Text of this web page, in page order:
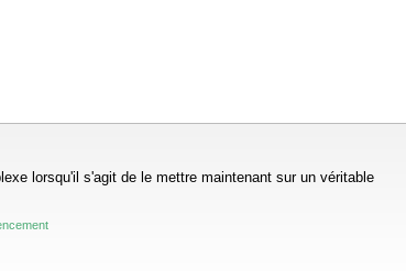
lorsqu'il s'agit de le mettre maintenant sur un véritable